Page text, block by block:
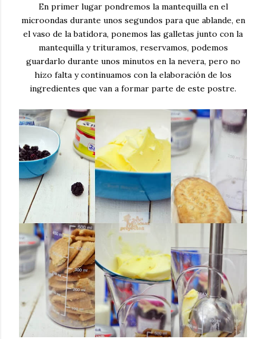
En primer lugar pondremos la mantequilla en el
microondas durante unos segundos para que ablande, en
el vaso de la batidora, ponemos las galletas junto con la
mantequilla y trituramos, reservamos, podemos
guardarlo durante unos minutos en la nevera, pero no
hizo falta y continuamos con la elaboración de los
ingredientes que van a formar parte de este postre.